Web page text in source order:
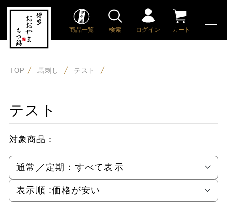
商品一覧 検索 ログイン カート
TOP 馬刺し テスト
テスト
対象商品：
通常／定期： すべて表示
表示順 :価格が安い